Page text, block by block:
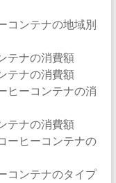
コンテナの地域別
テナの消費額
テナの消費額
ヒーコンテナの消
テナの消費額
ーヒーコンテナの
コンテナのタイプ